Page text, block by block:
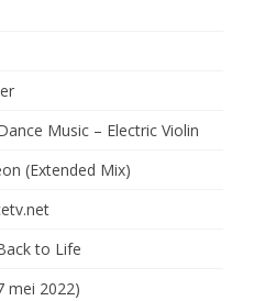
Music – Electric Violin
(Extended Mix)
to Life
mei 2022)